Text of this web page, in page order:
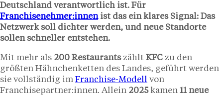
Deutschland verantwortlich ist. Für
Franchisenehmer:innenist das ein klares Signal: Das
Netzwerk soll dichter werden, und neue Standorte
sollen schneller entstehen.
Mit mehr als 200 Restaurantszählt KFC zu den
größten Hähnchenketten des Landes, geführt werden
sie vollständig im Franchise-Modell von
Franchisepartner:innen. Allein 2025kamen 11 neue